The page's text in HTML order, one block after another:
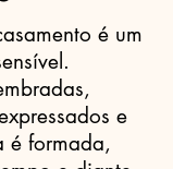
é um
e
é formada,